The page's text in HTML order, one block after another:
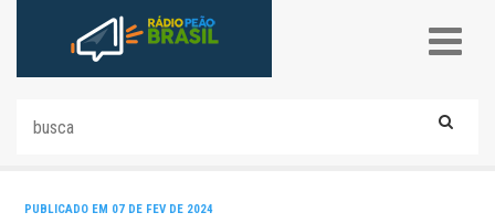
PUBLICADO EM 07 DE FEV DE 2024